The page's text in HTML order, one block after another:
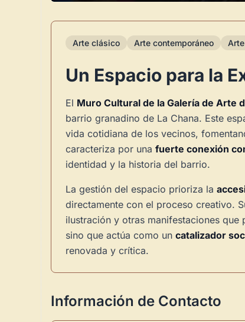
Arte clásico Arte contemporáneo
Un Espacio para la
El Muro Cultural de la Galería de Arte
barrio granadino de La Chana. Este
vida cotidiana de los vecinos,
caracteriza por una fuerte conexión
identidad y la historia del barrio.
La gestión del espacio prioriza la
directamente con el proceso creativo.
ilustración y otras manifestaciones
sino que actúa como un catalizador
renovada y crítica.
Información de Contacto